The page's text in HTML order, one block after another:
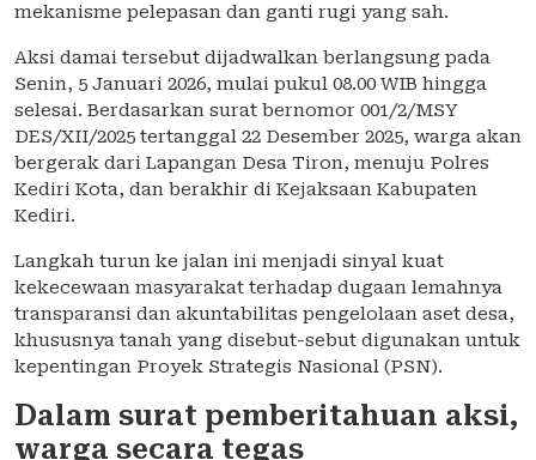
mekanisme pelepasan dan ganti rugi yang sah.
Aksi damai tersebut dijadwalkan berlangsung pada
Senin, 5 Januari 2026, mulai pukul 08.00 WIB hingga
selesai. Berdasarkan surat bernomor 001/2/MSY
DES/XII/2025 tertanggal 22 Desember 2025, warga akan
bergerak dari Lapangan Desa Tiron, menuju Polres
Kediri Kota, dan berakhir di Kejaksaan Kabupaten
Kediri.
Langkah turun ke jalan ini menjadi sinyal kuat
kekecewaan masyarakat terhadap dugaan lemahnya
transparansi dan akuntabilitas pengelolaan aset desa,
khususnya tanah yang disebut-sebut digunakan untuk
kepentingan Proyek Strategis Nasional (PSN).
Dalam surat pemberitahuan aksi,
warga secara tegas